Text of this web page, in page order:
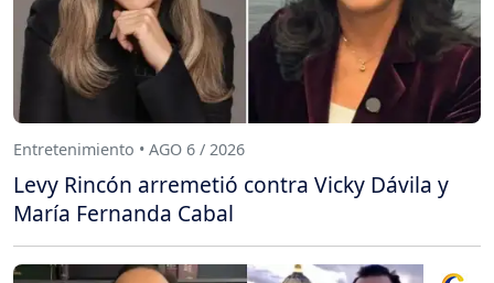
Entretenimiento • AGO 6 / 2026
Levy Rincón arremetió contra Vicky Dávila y
María Fernanda Cabal